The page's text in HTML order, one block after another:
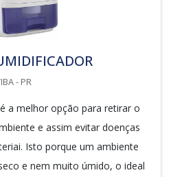
- PR
a melhor opção para retirar o
e assim evitar doenças
Isto porque um ambiente
e nem muito úmido, o ideal